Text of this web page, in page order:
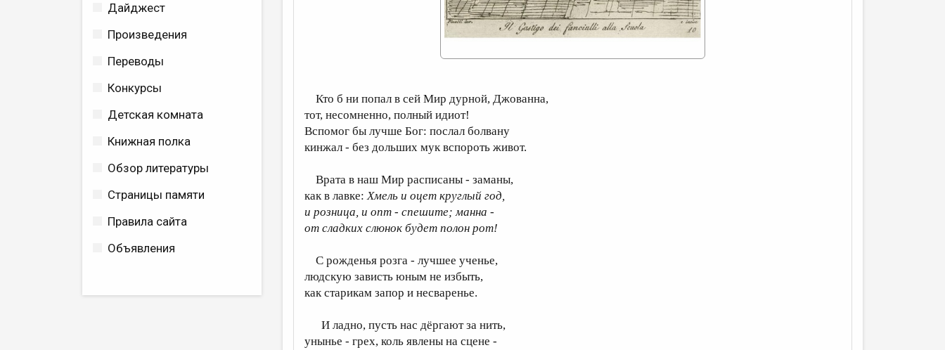
Дайджест
Произведения
Переводы
Конкурсы
Детская комната
Книжная полка
Обзор литературы
Страницы памяти
Правила сайта
Объявления
Кто б ни попал в сей Мир дурной, Джованна,
тот, несомненно, полный идиот!
Вспомог бы лучше Бог: послал болвану
кинжал - без дольших мук вспороть живот.
Врата в наш Мир расписаны - заманы,
как в лавке:Хмель и оцет круглый год,
и розница, и опт - спешите; манна -
от сладких слюнок будет полон рот!
С рожденья розга - лучшее ученье,
людскую зависть юным не избыть,
как старикам запор и несваренье.
И ладно, пусть нас дёргают за нить,
унынье - грех, коль явлены на сцене -